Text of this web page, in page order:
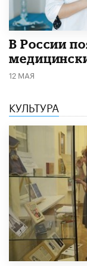
В России
12 МАЯ
КУЛЬТУРА